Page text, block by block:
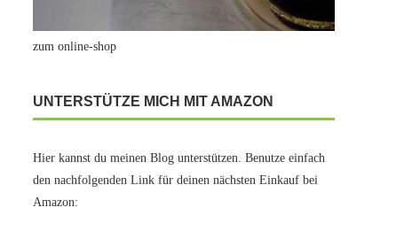
zum online-shop
UNTERSTÜTZE MICH MIT AMAZON
Hier kannst du meinen Blog unterstützen. Benutze einfach
den nachfolgenden Link für deinen nächsten Einkauf bei
Amazon: